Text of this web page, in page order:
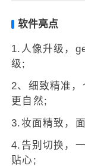
软件亮点
1.人像升级，
级;
2、细致精准
更自然;
3.妆面精致，
4.告别切换，
贴心;